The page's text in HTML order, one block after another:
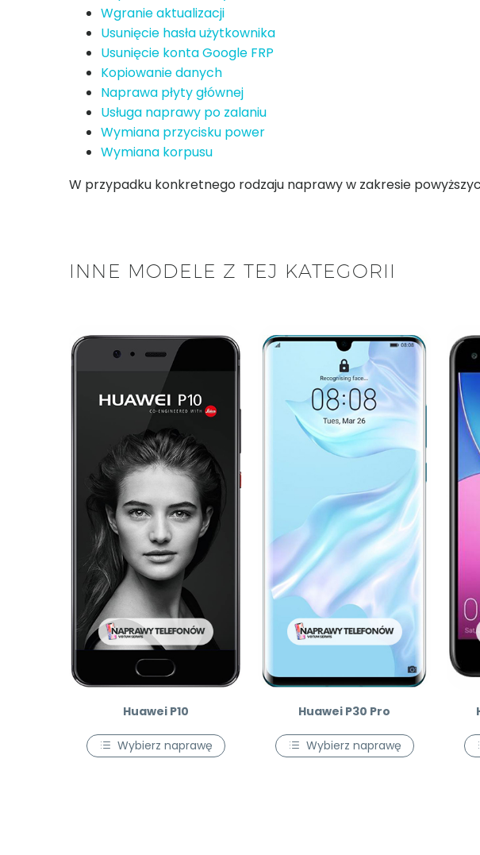
Wgranie aktualizacji
Usunięcie hasła użytkownika
Usunięcie konta Google FRP
Kopiowanie danych
Naprawa płyty głównej
Usługa naprawy po zalaniu
Wymiana przycisku power
Wymiana korpusu
W przypadku konkretnego rodzaju naprawy w zakresie
INNE MODELE Z TEJ KATEGORII
Huawei P10
Wybierz naprawę
Huawei P30 Pro
Wybierz naprawę